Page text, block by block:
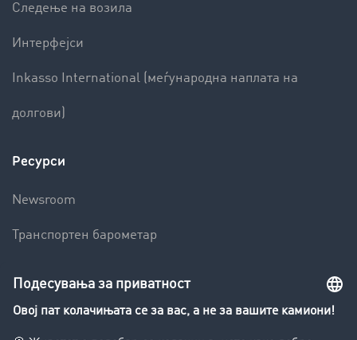
Следење на возила
Интерфејси
Inkasso International (меѓународна наплата на
долгови)
Ресурси
Newsroom
Транспортен барометар
Увид во транспортната берза